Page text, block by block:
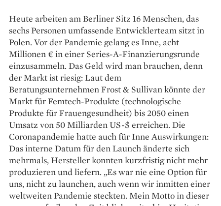
Heute arbeiten am Berliner Sitz 16 Menschen, das
sechs Personen umfassende Entwicklerteam sitzt in
Polen. Vor der Pandemie gelang es Inne, acht
Millionen € in einer Series-A-Finanzierungsrunde
einzusammeln. Das Geld wird man brauchen, denn
der Markt ist riesig: Laut dem
Beratungsunternehmen Frost & Sullivan könnte der
Markt für Femtech-Produkte (technologische
Produkte für Frauengesundheit) bis 2050 einen
Umsatz von 50 Milliarden US-$ erreichen. Die
Coronapandemie hatte auch für Inne Auswirkungen:
Das interne Datum für den Launch änderte sich
mehrmals, Hersteller konnten kurzfristig nicht mehr
produzieren und liefern. „Es war nie eine Option für
uns, nicht zu launchen, auch wenn wir inmitten einer
weltweiten Pandemie steckten. Mein Motto in dieser